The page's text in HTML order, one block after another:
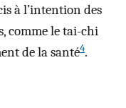
à l’intention des
comme le tai-chi
de la santé4.